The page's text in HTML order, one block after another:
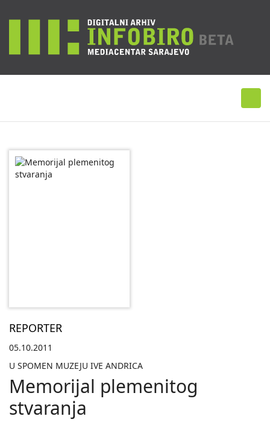
REPORTER
05.10.2011
U SPOMEN MUZEJU IVE ANDRICA
Memorijal plemenitog
stvaranja